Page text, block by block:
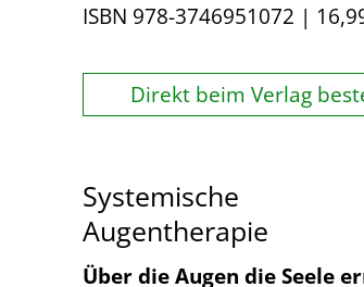
ISBN 978-3746951072 |
Direkt beim Verlag
Systemische
Augentherapie
Über die Augen die Seele